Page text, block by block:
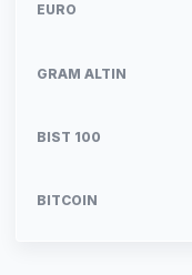
EURO
GRAM ALTIN
BIST 100
BITCOIN